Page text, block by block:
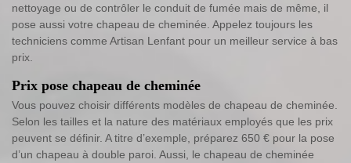
nettoyage ou de contrôler le conduit de fumée mais de même, il
pose aussi votre chapeau de cheminée. Appelez toujours les
techniciens comme Artisan Lenfant pour un meilleur service à bas
prix.
Prix pose chapeau de cheminée
Vous pouvez choisir différents modèles de chapeau de cheminée.
Selon les tailles et la nature des matériaux employés que les prix
peuvent se définir. A titre d’exemple, préparez 650 € pour la pose
d’un chapeau à double paroi. Aussi, le chapeau de cheminée